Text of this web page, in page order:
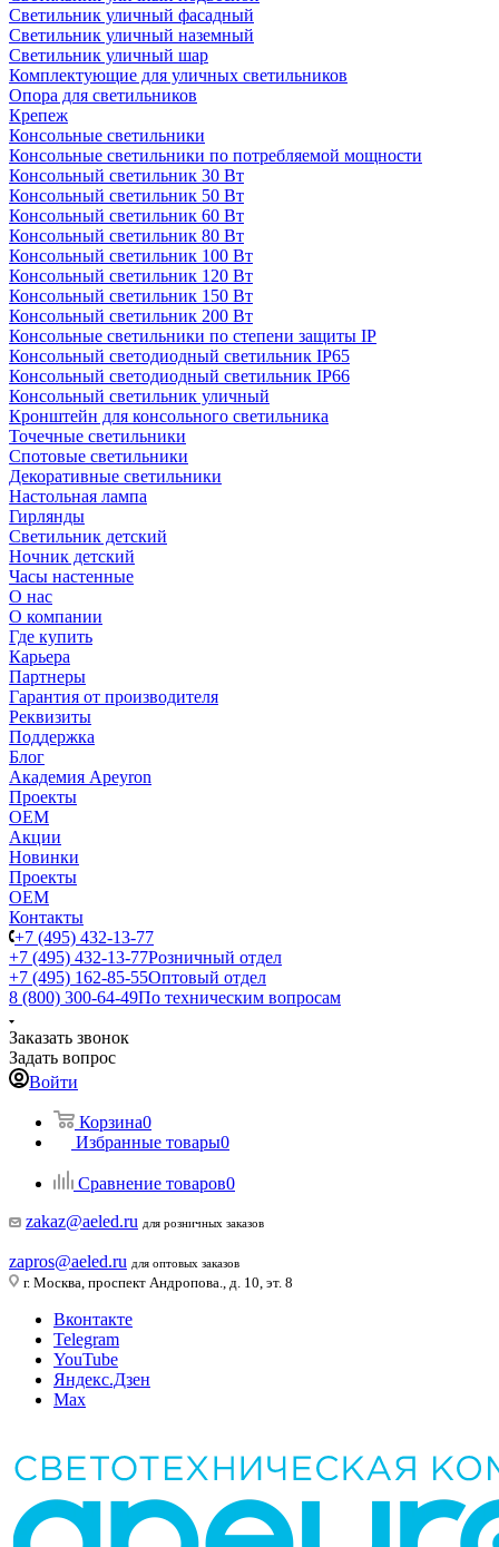
Светильник уличный фасадный
Светильник уличный наземный
Cветильник уличный шар
Комплектующие для уличных светильников
Опора для светильников
Крепеж
Консольные светильники
Консольные светильники по потребляемой мощности
Консольный светильник 30 Вт
Консольный светильник 50 Вт
Консольный светильник 60 Вт
Консольный светильник 80 Вт
Консольный светильник 100 Вт
Консольный светильник 120 Вт
Консольный светильник 150 Вт
Консольный светильник 200 Вт
Консольные светильники по степени защиты IP
Консольный светодиодный светильник IP65
Консольный светодиодный светильник IP66
Консольный светильник уличный
Кронштейн для консольного светильника
Точечные светильники
Спотовые светильники
Декоративные светильники
Настольная лампа
Гирлянды
Светильник детский
Ночник детский
Часы настенные
О нас
О компании
Где купить
Карьера
Партнеры
Гарантия от производителя
Реквизиты
Поддержка
Блог
Академия Apeyron
Проекты
ОЕМ
Акции
Новинки
Проекты
ОЕМ
Контакты
+7 (495) 432-13-77
+7 (495) 432-13-77Розничный отдел
+7 (495) 162-85-55Оптовый отдел
8 (800) 300-64-49По техническим вопросам
Заказать звонок
Задать вопрос
Войти
Корзина0
Избранные товары0
Сравнение товаров0
zakaz@aeled.ru для розничных заказов
zapros@aeled.ru для оптовых заказов
г. Москва, проспект Андропова., д. 10, эт. 8
Вконтакте
Telegram
YouTube
Яндекс.Дзен
Max